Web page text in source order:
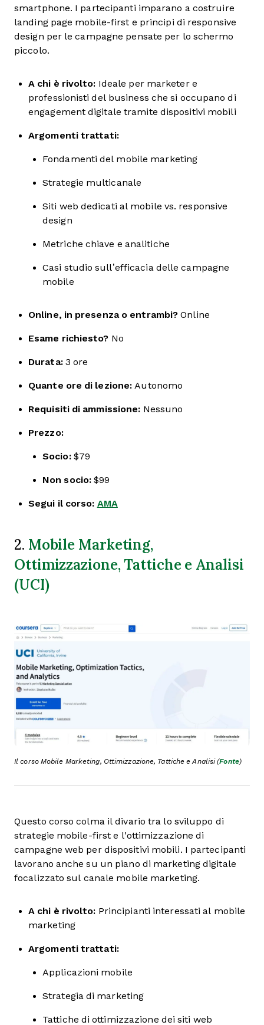
smartphone. I partecipanti imparano a costruire
landing page mobile-first e principi di responsive
design per le campagne pensate per lo schermo
piccolo.
A chi è rivolto: Ideale per marketer e
professionisti del business che si occupano di
engagement digitale tramite dispositivi mobili
Argomenti trattati:
Fondamenti del mobile marketing
Strategie multicanale
Siti web dedicati al mobile vs. responsive
design
Metriche chiave e analitiche
Casi studio sull’efficacia delle campagne
mobile
Online, in presenza o entrambi? Online
Esame richiesto? No
Durata:3 ore
Quante ore di lezione: Autonomo
Requisiti di ammissione: Nessuno
Prezzo:
Socio: $79
Non socio: $99
Segui il corso: AMA
2. Mobile Marketing,
Ottimizzazione, Tattiche e Analisi
(UCI)
Il corso Mobile Marketing, Ottimizzazione, Tattiche e Analisi (Fonte)
Questo corso colma il divario tra lo sviluppo di
strategie mobile-first e l'ottimizzazione di
campagne web per dispositivi mobili. I partecipanti
lavorano anche su un piano di marketing digitale
focalizzato sul canale mobile marketing.
A chi è rivolto: Principianti interessati al mobile
marketing
Argomenti trattati:
Applicazioni mobile
Strategia di marketing
Tattiche di ottimizzazione dei siti web